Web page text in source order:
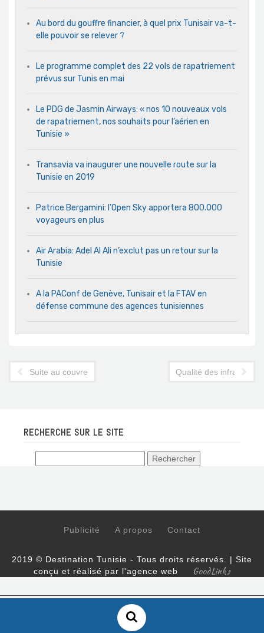
Au bord du gouffre financier, à quel prix Tunisair va-t-
elle pouvoir se relever ?
Le programme complet des 22 vols de rapatriement
prévus sur Tunis en mai
Le PDG de Jasmin Airways: « nos 10 nouveaux vols
de rapatriement, nos souhaits pour l’aérien en
Tunisie »
Transavia va inaugurer une nouvelle route sur la
Tunisie en 2019
Patrice Bergamini: l’Open Sky apportera 800.000
voyageurs en plus
Air Arabia: Adel Al Ali n’exclut pas un retour sur la
Tunisie
A la PAConf de Genève, Tunisair et la FTAV en
défense commune des agences tunisiennes
Suite au couvre-feu: quelle solution pour les passagers
Qualité des
RECHERCHE SUR LE SITE
Publicité A propos Contact
2019 © Destination Tunisie - Tous droits réservés. | Site
conçu et réalisé par l'agence web
GoodLinks